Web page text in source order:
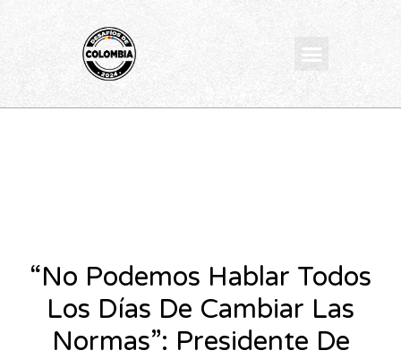
Menu
“No Podemos Hablar Todos
Los Días De Cambiar Las
Normas”: Presidente De